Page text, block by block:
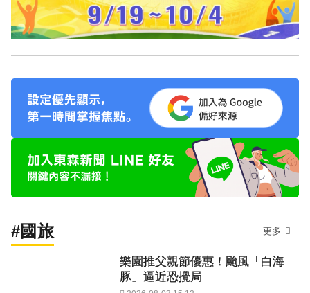
#國旅 更多
樂園推父親節優惠！颱風「白海
豚」逼近恐攪局